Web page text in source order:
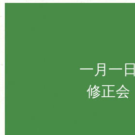
一月一日
修正会